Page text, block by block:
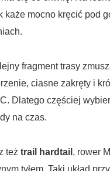
mocno kręcić pod
fragment trasy
ciasne zakręty i
Dlatego częściej
na czas.
też trail hardtail , rower